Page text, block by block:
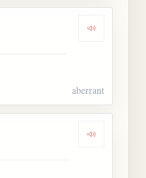
Dengarkan
aberrant
Dengarkan